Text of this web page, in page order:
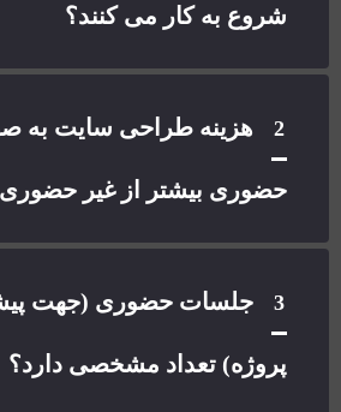
شروع به کار می کنند؟
2 هزینه طراحی سایت به
حضوری بیشتر از غیر
3 جلسات حضوری (جهت
پروژه) تعداد مشخصی دارد؟